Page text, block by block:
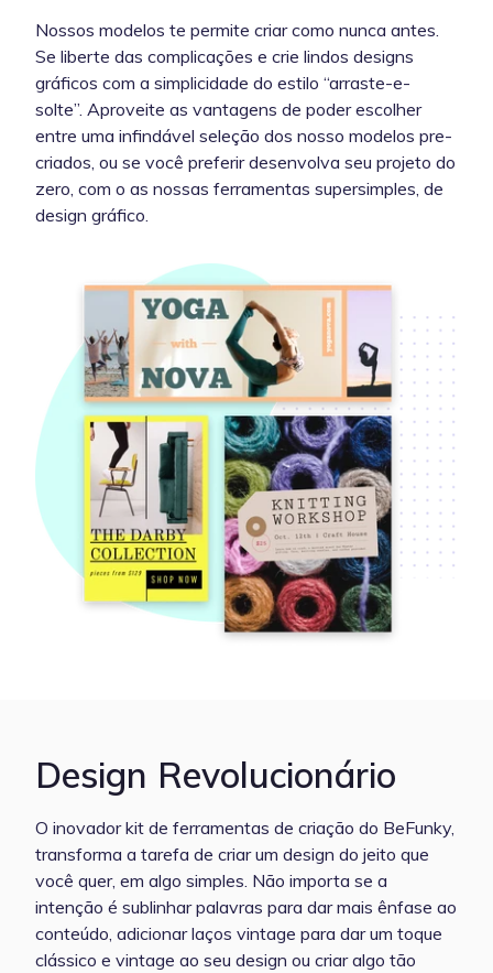
Nossos modelos te permite criar como nunca antes.
Se liberte das complicações e crie lindos designs
gráficos com a simplicidade do estilo “arraste-e-
solte”. Aproveite as vantagens de poder escolher
entre uma infindável seleção dos nosso modelos pre-
criados, ou se você preferir desenvolva seu projeto do
zero, com o as nossas ferramentas supersimples, de
design gráfico.
Design Revolucionário
O inovador kit de ferramentas de criação do BeFunky,
transforma a tarefa de criar um design do jeito que
você quer, em algo simples. Não importa se a
intenção é sublinhar palavras para dar mais ênfase ao
conteúdo, adicionar laços vintage para dar um toque
clássico e vintage ao seu design ou criar algo tão